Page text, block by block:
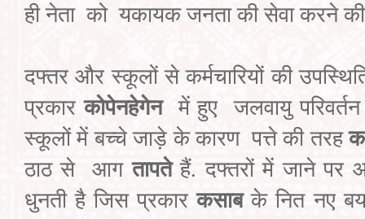
ही नेता को यकायक जनता की सेवा करने
दफ्तर और स्कूलों से कर्मचारियों की
प्रकार कोपेनहेगेन में हुए जलवायु परिवर्तन
स्कूलों में बच्चे जाड़े के कारण पत्ते की तरह
ठाठ से आग तापते हैं. दफ्तरों में जाने पर
धुनती है जिस प्रकार कसाब के नित नए